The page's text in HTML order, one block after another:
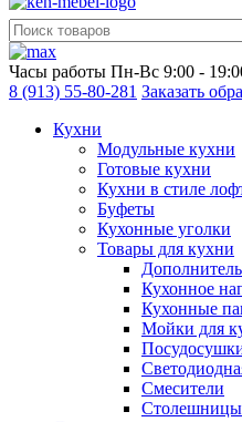
Часы работы Пн-Вс 9:00 -
8 (913) 55-80-281 Заказать
Кухни
Модульные кухни
Готовые кухни
Кухни в стиле
Буфеты
Кухонные уголки
Товары для кухни
Кухонное
Кухонные
Мойки для
Смесители
Столешницы